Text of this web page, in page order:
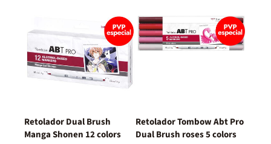
Retolador Dual Brush
Manga Shonen 12 colors
Retolador Tombow Abt Pro
Dual Brush roses 5 colors